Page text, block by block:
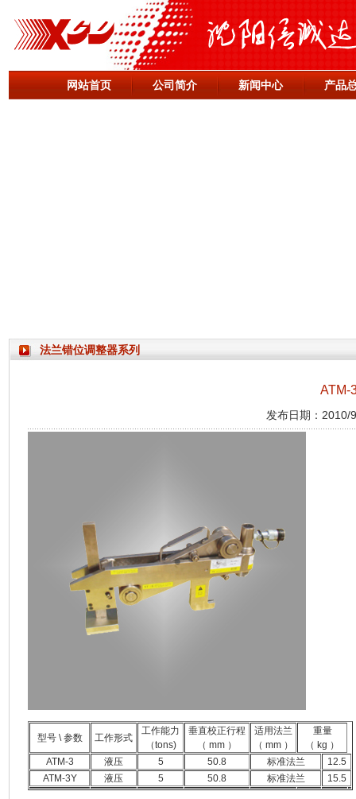
网站首页 公司简介 新闻中心 产品
法兰错位调整器系列
ATM-
发布日期：
型号 \ 参数 工作形式
工作能力
（tons)
垂直校正行程
（ mm ）
适用法兰
（ mm ）
重量
（ kg ）
ATM-3
液压 5 50.8 标准法兰
12.5
ATM-3Y
液压 5 50.8 标准法兰 15.5